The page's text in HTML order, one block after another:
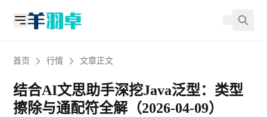
首页 行情 文章正文
结合AI文思助手深挖Java泛型：类型
擦除与通配符全解（2026-04-09）